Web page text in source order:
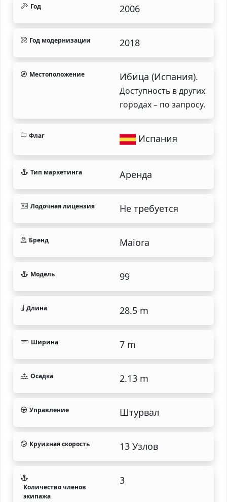
Год 2006
Год модернизации 2018
Местоположение Ибица (Испания).
Доступность в других
городах – по запросу.
Флаг Испания
Тип маркетинга Аренда
Лодочная лицензия Не требуется
Бренд Maiora
Модель 99
Длина 28.5 m
Ширина 7 m
Осадка 2.13 m
Управление Штурвал
Круизная скорость 13 Узлов
Количество членов
экипажа
3